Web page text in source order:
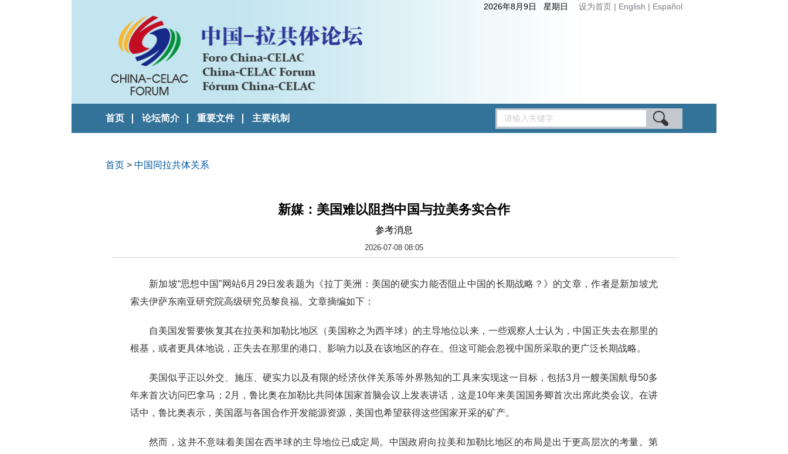
2026年8月9日 星期日 设为首页 | English | Español
首页 论坛简介 重要文件 主要机制
首页 > 中国同拉共体关系
新媒：美国难以阻挡中国与拉美务实合作
参考消息
2026-07-08 08:05
新加坡“思想中国”网站6月29日发表题为《拉丁美洲：美国的硬实力能否阻止中国的长期战略？》的文章，作者是新加坡尤
索夫伊萨东南亚研究院高级研究员黎良福。文章摘编如下：
自美国发誓要恢复其在拉美和加勒比地区（美国称之为西半球）的主导地位以来，一些观察人士认为，中国正失去在那里的
根基，或者更具体地说，正失去在那里的港口、影响力以及在该地区的存在。但这可能会忽视中国所采取的更广泛长期战略。
美国似乎正以外交、施压、硬实力以及有限的经济伙伴关系等外界熟知的工具来实现这一目标，包括3月一艘美国航母50多
年来首次访问巴拿马；2月，鲁比奥在加勒比共同体国家首脑会议上发表讲话，这是10年来美国国务卿首次出席此类会议。在讲
话中，鲁比奥表示，美国愿与各国合作开发能源资源，美国也希望获得这些国家开采的矿产。
然而，这并不意味着美国在西半球的主导地位已成定局。中国政府向拉美和加勒比地区的布局是出于更高层次的考量。第